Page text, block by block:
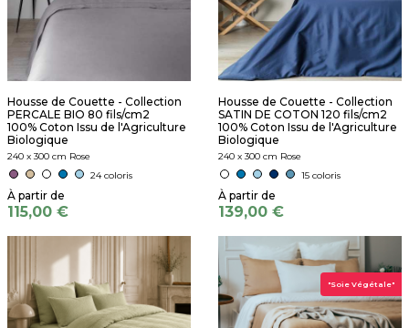
Housse de Couette - Collection
PERCALE BIO 80 fils/cm2
100% Coton Issu de l'Agriculture
Biologique
240 x 300 cm Rose
24 coloris
115,00 €
Housse de Couette - Collection
SATIN DE COTON 120 fils/cm2
100% Coton Issu de l'Agriculture
Biologique
240 x 300 cm Rose
15 coloris
139,00 €
"Soie Végétale"